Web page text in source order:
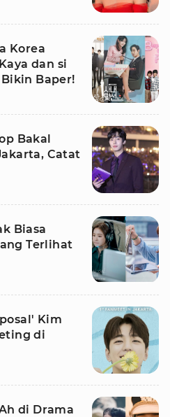
Korea
dan si
Baper!
Bakal
Catat
Biasa
Terlihat
Kim
di
di Drama